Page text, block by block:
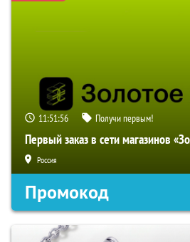
11:51:54 Получи первым!
Первый заказ в сети магазинов
Россия
Промокод